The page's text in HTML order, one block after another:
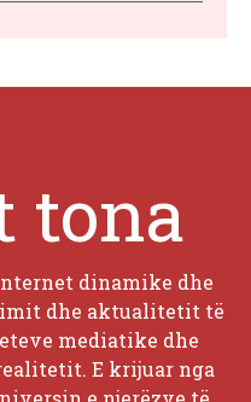
tona
dinamike dhe
dhe aktualitetit të
mediatike dhe
E krijuar nga